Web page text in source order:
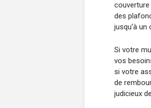
des
jusqu’à
Si votre
vos
si votre
de
judicieux